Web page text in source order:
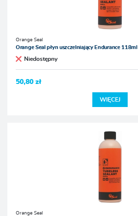
Orange Seal
Orange Seal płyn uszczelniający Endurance 118ml
Niedostępny
50,80 zł
WIĘCEJ
Orange Seal